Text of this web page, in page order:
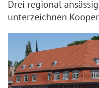
Drei regional
unterzeichnen